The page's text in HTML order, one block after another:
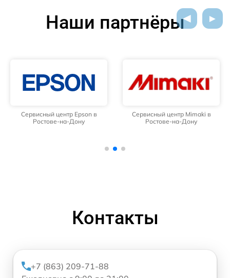
Наши партнёры
Сервисный центр Epson в
Ростове-на-Дону
Сервисный центр Mimaki в
Ростове-на-Дону
Контакты
+7 (863) 209-71-88